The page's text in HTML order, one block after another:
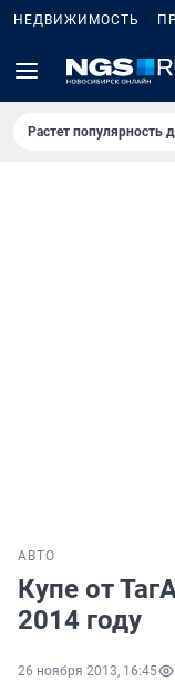
НЕДВИЖИМОСТЬ
Растет популярность
АВТО
Купе от
2014 году
26 ноября 2013, 16:45